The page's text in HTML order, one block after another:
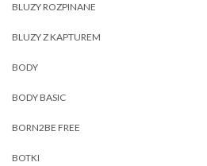
BLUZY ROZPINANE
BLUZY Z KAPTUREM
BODY
BODY BASIC
BORN2BE FREE
BOTKI